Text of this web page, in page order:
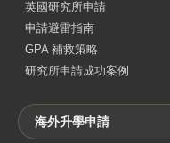
英國研究所申請
申請避雷指南
GPA 補救策略
研究所申請成功案例
海外升學申請